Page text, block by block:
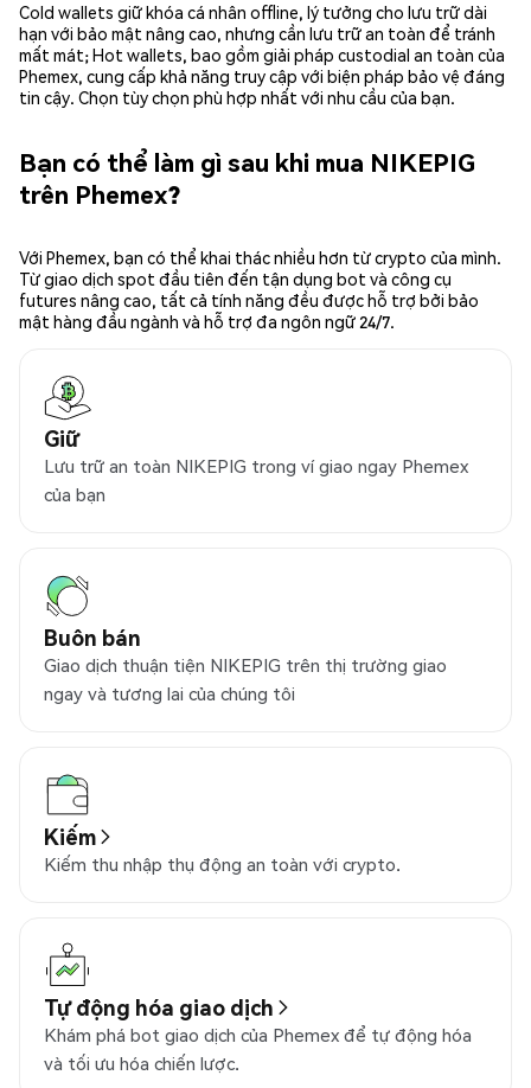
Cold wallets giữ khóa cá nhân offline, lý tưởng cho lưu trữ dài
hạn với bảo mật nâng cao, nhưng cần lưu trữ an toàn để tránh
mất mát; Hot wallets, bao gồm giải pháp custodial an toàn của
Phemex, cung cấp khả năng truy cập với biện pháp bảo vệ đáng
tin cậy. Chọn tùy chọn phù hợp nhất với nhu cầu của bạn.
Bạn có thể làm gì sau khi mua NIKEPIG
trên Phemex?
Với Phemex, bạn có thể khai thác nhiều hơn từ crypto của mình.
Từ giao dịch spot đầu tiên đến tận dụng bot và công cụ
futures nâng cao, tất cả tính năng đều được hỗ trợ bởi bảo
mật hàng đầu ngành và hỗ trợ đa ngôn ngữ 24/7.
Giữ
Lưu trữ an toàn NIKEPIG trong ví giao ngay Phemex
của bạn
Buôn bán
Giao dịch thuận tiện NIKEPIG trên thị trường giao
ngay và tương lai của chúng tôi
Kiếm
Kiếm thu nhập thụ động an toàn với crypto.
Tự động hóa giao dịch
Khám phá bot giao dịch của Phemex để tự động hóa
và tối ưu hóa chiến lược.